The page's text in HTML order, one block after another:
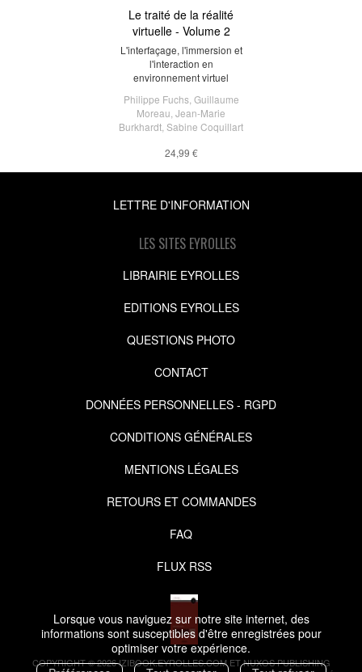
Lorsque vous naviguez sur notre site internet, des
informations sont susceptibles d'être enregistrées pour
optimiser votre expérience.
Le traité de la réalité
virtuelle - Volume 2
L'interfaçage, l'immersion et
l'interaction en
environnement virtuel
Philippe Fuchs, Guillaume
Moreau Jean-Marie
Burkhardt Sabine Coquillart
24,99 €
LETTRE D'INFORMATION
LES SITES EYROLLES
LIBRAIRIE EYROLLES
EDITIONS EYROLLES
QUESTIONS PHOTO
CONTACT
DONNÉES PERSONNELLES - RGPD
CONDITIONS GÉNÉRALES
MENTIONS LÉGALES
RETOURS ET COMMANDES
FAQ
FLUX RSS
COPYRIGHT © 2026 IZIBOOK.EYROLLES.COM ET NUXOS PUBLISHING